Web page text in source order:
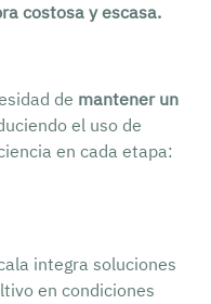
costosa y escasa.
de mantener un
el uso de
en cada etapa:
integra soluciones
en condiciones